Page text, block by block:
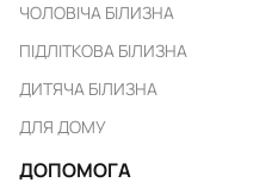
ЧОЛОВІЧА БІЛИЗНА
ПІДЛІТКОВА БІЛИЗНА
ДИТЯЧА БІЛИЗНА
ДЛЯ ДОМУ
ДОПОМОГА